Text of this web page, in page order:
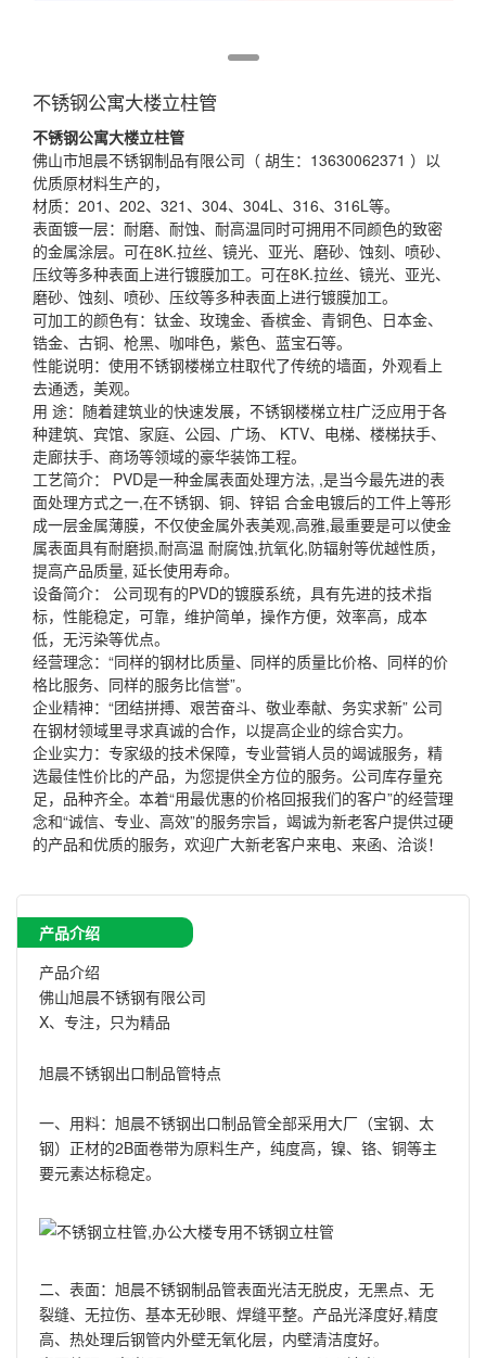
不锈钢公寓大楼立柱管
不锈钢公寓大楼立柱管
佛山市旭晨不锈钢制品有限公司（ 胡生：13630062371 ）以
优质原材料生产的，
材质：201、202、321、304、304L、316、316L等。
表面镀一层：耐磨、耐蚀、耐高温同时可拥用不同颜色的致密
的金属涂层。可在8K.拉丝、镜光、亚光、磨砂、蚀刻、喷砂、
压纹等多种表面上进行镀膜加工。可在8K.拉丝、镜光、亚光、
磨砂、蚀刻、喷砂、压纹等多种表面上进行镀膜加工。
可加工的颜色有：钛金、玫瑰金、香槟金、青铜色、日本金、
锆金、古铜、枪黑、咖啡色，紫色、蓝宝石等。
性能说明：使用不锈钢楼梯立柱取代了传统的墙面，外观看上
去通透，美观。
用 途：随着建筑业的快速发展，不锈钢楼梯立柱广泛应用于各
种建筑、宾馆、家庭、公园、广场、 KTV、电梯、楼梯扶手、
走廊扶手、商场等领域的豪华装饰工程。
工艺简介： PVD是一种金属表面处理方法, ,是当今最先进的表
面处理方式之一,在不锈钢、铜、锌铝 合金电镀后的工件上等形
成一层金属薄膜，不仅使金属外表美观,高雅,最重要是可以使金
属表面具有耐磨损,耐高温 耐腐蚀,抗氧化,防辐射等优越性质，
提高产品质量, 延长使用寿命。
设备简介： 公司现有的PVD的镀膜系统，具有先进的技术指
标，性能稳定，可靠，维护简单，操作方便，效率高，成本
低，无污染等优点。
经营理念：“同样的钢材比质量、同样的质量比价格、同样的价
格比服务、同样的服务比信誉”。
企业精神：“团结拼搏、艰苦奋斗、敬业奉献、务实求新” 公司
在钢材领域里寻求真诚的合作，以提高企业的综合实力。
企业实力：专家级的技术保障，专业营销人员的竭诚服务，精
选最佳性价比的产品，为您提供全方位的服务。公司库存量充
足，品种齐全。本着“用最优惠的价格回报我们的客户”的经营理
念和“诚信、专业、高效”的服务宗旨，竭诚为新老客户提供过硬
的产品和优质的服务，欢迎广大新老客户来电、来函、洽谈！
产品介绍
产品介绍
佛山旭晨不锈钢有限公司
X、专注，只为精品
旭晨不锈钢出口制品管特点
一、用料：旭晨不锈钢出口制品管全部采用大厂（宝钢、太
钢）正材的2B面卷带为原料生产，纯度高，镍、铬、铜等主
要元素达标稳定。
二、表面：旭晨不锈钢制品管表面光洁无脱皮，无黑点、无
裂缝、无拉伤、基本无砂眼、焊缝平整。产品光泽度好,精度
高、热处理后钢管内外壁无氧化层，内壁清洁度好。